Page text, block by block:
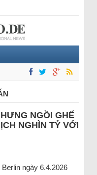
NGỒI GHẾ
NGHÌN TỶ VỚI
ngày 6.4.2026